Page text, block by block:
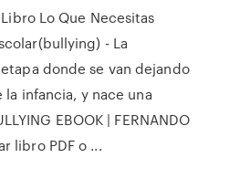
Lo Que Necesitas
- La
donde se van dejando
la infancia, y nace una
EBOOK | FERNANDO
libro PDF o ...